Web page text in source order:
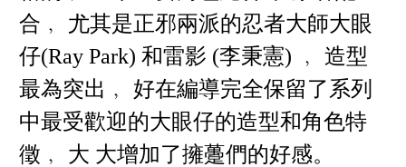
合﹐ 尤其是正邪兩派的忍者大師大眼
仔(Ray Park) 和雷影 (李秉憲) ﹐ 造型
最為突出﹐ 好在編導完全保留了系列
中最受歡迎的大眼仔的造型和角色特
徵﹐ 大 大增加了擁躉們的好感。